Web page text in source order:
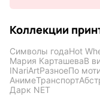
Коллекции
Символы годаHot
Мария КарташеваВ
INariArtРазноеПо
АнимеТранспорт
Дарк NET